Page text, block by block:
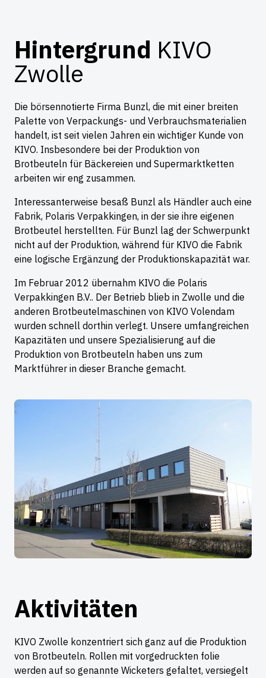
Hintergrund KIVO
Zwolle
Die börsennotierte Firma Bunzl, die mit einer breiten
Palette von Verpackungs- und Verbrauchsmaterialien
handelt, ist seit vielen Jahren ein wichtiger Kunde von
KIVO. Insbesondere bei der Produktion von
Brotbeuteln für Bäckereien und Supermarktketten
arbeiten wir eng zusammen.
Interessanterweise besaß Bunzl als Händler auch eine
Fabrik, Polaris Verpakkingen, in der sie ihre eigenen
Brotbeutel herstellten. Für Bunzl lag der Schwerpunkt
nicht auf der Produktion, während für KIVO die Fabrik
eine logische Ergänzung der Produktionskapazität war.
Im Februar 2012 übernahm KIVO die Polaris
Verpakkingen B.V.. Der Betrieb blieb in Zwolle und die
anderen Brotbeutelmaschinen von KIVO Volendam
wurden schnell dorthin verlegt. Unsere umfangreichen
Kapazitäten und unsere Spezialisierung auf die
Produktion von Brotbeuteln haben uns zum
Marktführer in dieser Branche gemacht.
Aktivitäten
KIVO Zwolle konzentriert sich ganz auf die Produktion
von Brotbeuteln. Rollen mit vorgedruckten folie
werden auf so genannte Wicketers gefaltet, versiegelt